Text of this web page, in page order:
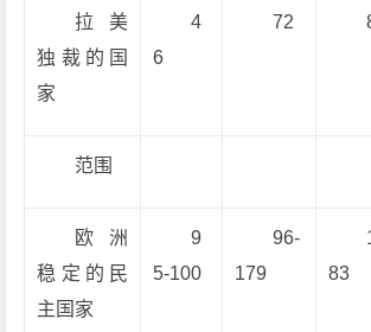
拉美
独裁的国
家
4
6
72
范围
欧洲
稳定的民
主国家
9
5-100
96-
179
83